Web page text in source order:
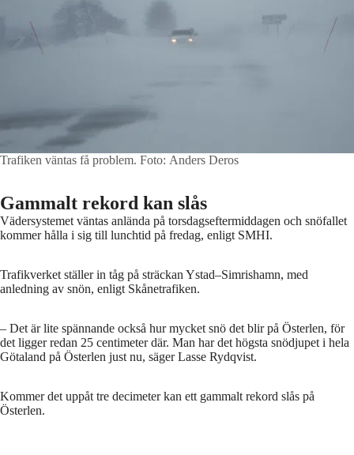
Trafiken väntas få problem. Foto: Anders Deros
Gammalt rekord kan slås
Vädersystemet väntas anlända på torsdagseftermiddagen och snöfallet
kommer hålla i sig till lunchtid på fredag, enligt SMHI.
Trafikverket ställer in tåg på sträckan Ystad–Simrishamn, med
anledning av snön, enligt Skånetrafiken.
– Det är lite spännande också hur mycket snö det blir på Österlen, för
det ligger redan 25 centimeter där. Man har det högsta snödjupet i hela
Götaland på Österlen just nu, säger Lasse Rydqvist.
Kommer det uppåt tre decimeter kan ett gammalt rekord slås på
Österlen.